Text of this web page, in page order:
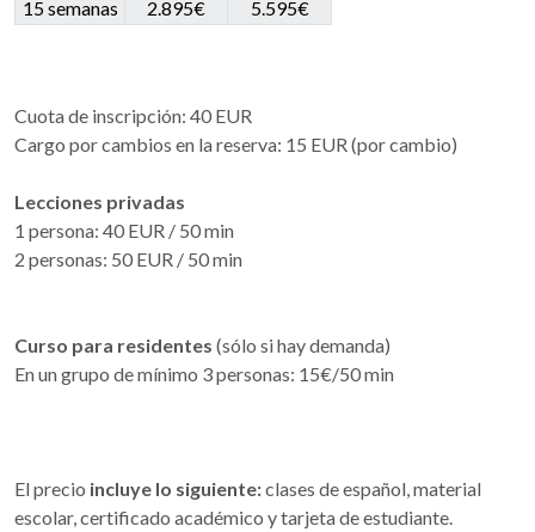
15 semanas
2.895€ 5.595€
Cuota de inscripción: 40 EUR
Cargo por cambios en la reserva: 15 EUR (por cambio)
Lecciones privadas
1 persona: 40 EUR / 50 min
2 personas: 50 EUR / 50 min
Curso para residentes (sólo si hay demanda)
En un grupo de mínimo 3 personas: 15€/50 min
El precio incluye lo siguiente:clases de español, material
escolar, certificado académico y tarjeta de estudiante.